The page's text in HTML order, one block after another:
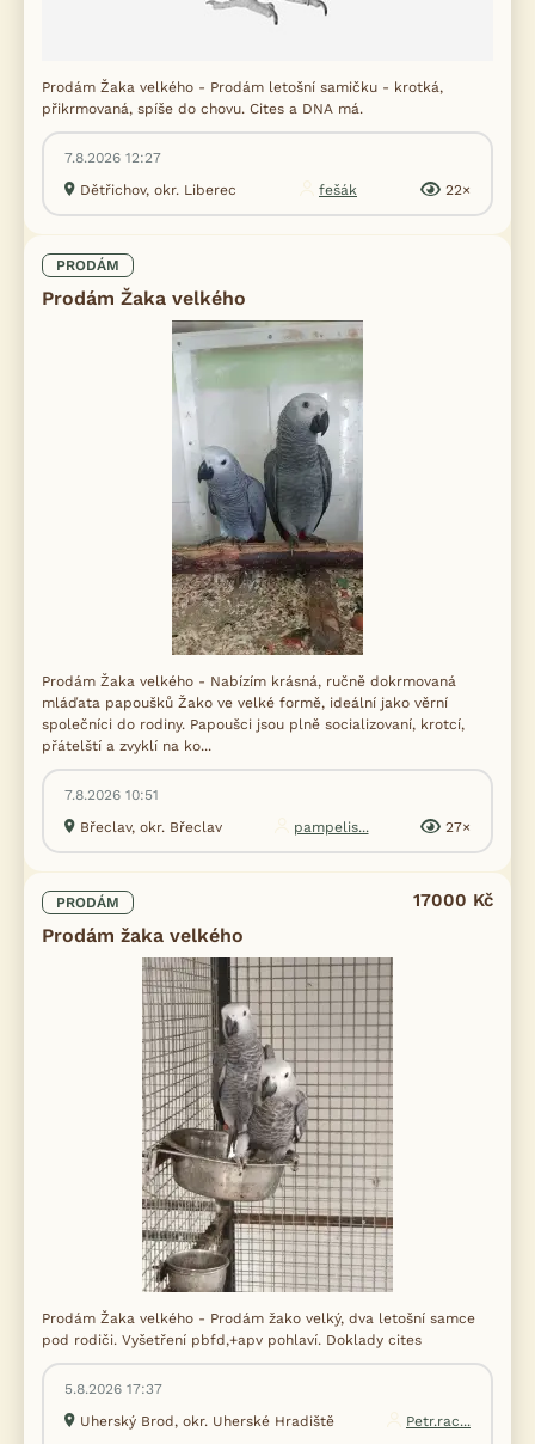
Prodám Žaka velkého - Prodám letošní samičku - krotká,
přikrmovaná, spíše do chovu. Cites a DNA má.
7.8.2026 12:27
Dětřichov, okr. Liberec
fešák 22×
PRODÁM
Prodám Žaka velkého
Prodám Žaka velkého - Nabízím krásná, ručně dokrmovaná
mláďata papoušků Žako ve velké formě, ideální jako věrní
společníci do rodiny. Papoušci jsou plně socializovaní, krotcí,
přátelští a zvyklí na ko...
7.8.2026 10:51
Břeclav, okr. Břeclav
pampelis... 27×
PRODÁM
Prodám žaka velkého
17000 Kč
Prodám Žaka velkého - Prodám žako velký, dva letošní samce
pod rodiči. Vyšetření pbfd,+apv pohlaví. Doklady cites
5.8.2026 17:37
Uherský Brod, okr. Uherské Hradiště
Petr.rac...